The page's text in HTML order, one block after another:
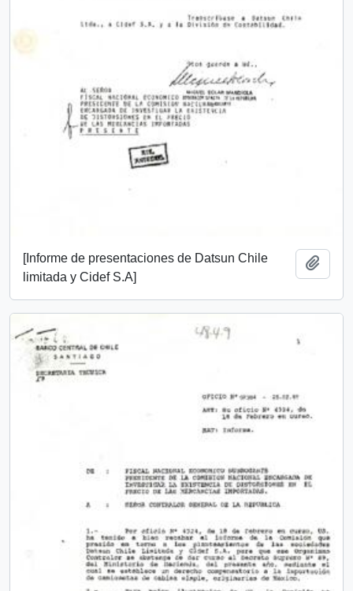
[Informe de presentaciones de Datsun Chile
limitada y Cidef S.A]